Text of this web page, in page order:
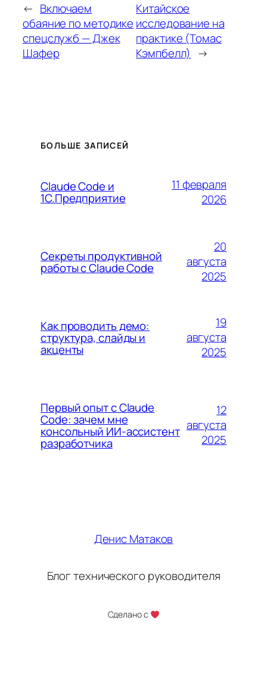
← Включаем
обаяние по методике
спецслужб — Джек
Шафер
Китайское
исследование на
практике (Томас
Кэмпбелл) →
БОЛЬШЕ ЗАПИСЕЙ
Claude Code и
1С.Предприятие
11 февраля
2026
Секреты продуктивной
работы с Claude Code
20
августа
2025
Как проводить демо:
структура, слайды и
акценты
19
августа
2025
Первый опыт с Claude
Code: зачем мне
консольный ИИ-ассистент
разработчика
12
августа
2025
Денис Матаков
Блог технического руководителя
Сделано с